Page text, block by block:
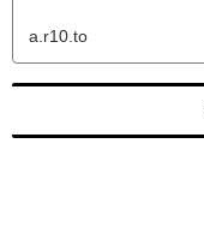
a.r10.to